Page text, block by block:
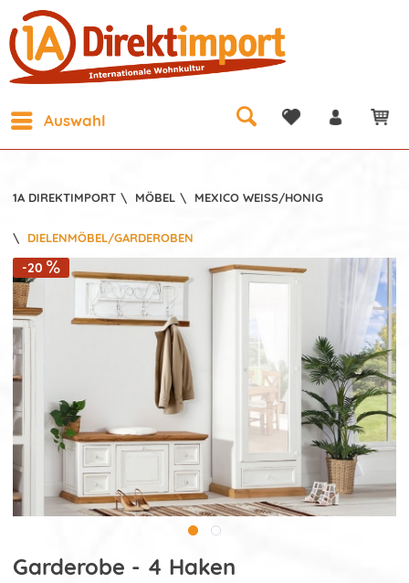
Auswahl
1A DIREKTIMPORT \ MÖBEL \ MEXICO WEISS/HONIG
\ DIELENMÖBEL/GARDEROBEN
-20
Garderobe - 4 Haken